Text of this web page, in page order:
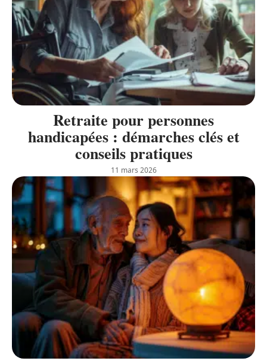
Retraite pour personnes
handicapées : démarches clés et
conseils pratiques
11 mars 2026